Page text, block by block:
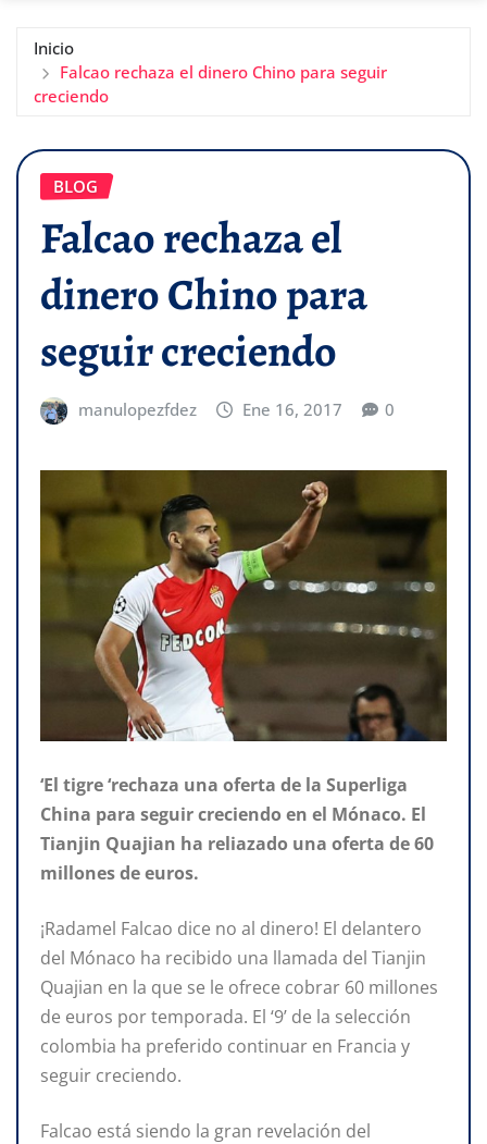
Inicio
Falcao rechaza el dinero Chino para seguir
creciendo
BLOG
Falcao rechaza el
dinero Chino para
seguir creciendo
manulopezfdez Ene 16, 2017 0
‘El tigre ‘rechaza una oferta de la Superliga
China para seguir creciendo en el Mónaco. El
Tianjin Quajian ha reliazado una oferta de 60
millones de euros.
¡Radamel Falcao dice no al dinero! El delantero
del Mónaco ha recibido una llamada del Tianjin
Quajian en la que se le ofrece cobrar 60 millones
de euros por temporada. El ‘9’ de la selección
colombia ha preferido continuar en Francia y
seguir creciendo.
Falcao está siendo la gran revelación del